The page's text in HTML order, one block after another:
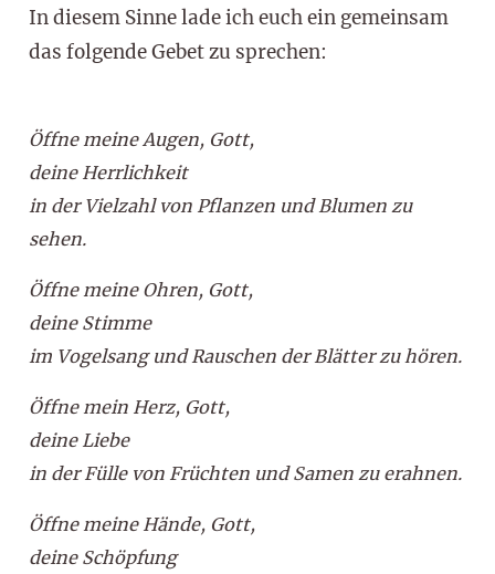
In diesem Sinne lade ich euch ein gemeinsam
das folgende Gebet zu sprechen:
Öffne meine Augen, Gott,
deine Herrlichkeit
in der Vielzahl von Pflanzen und Blumen zu
sehen.
Öffne meine Ohren, Gott,
deine Stimme
im Vogelsang und Rauschen der Blätter zu hören.
Öffne mein Herz, Gott,
deine Liebe
in der Fülle von Früchten und Samen zu erahnen.
Öffne meine Hände, Gott,
deine Schöpfung